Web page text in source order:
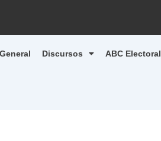
Discursos ABC Electoral